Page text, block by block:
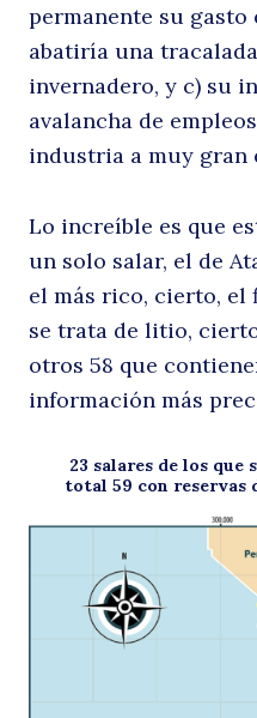
permanente su gasto
abatiría una
invernadero, y c) su
avalancha de
industria a muy gran
Lo increíble es que
un solo salar, el de
el más rico, cierto,
se trata de litio,
otros 58 que
información más
23 salares de los que
total 59 con reservas